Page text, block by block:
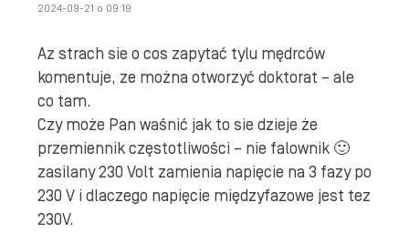
2024-09-21 o 09:19
Az strach sie o cos zapytać tylu mędrców
komentuje, ze można otworzyć doktorat – ale
co tam.
Czy może Pan waśnić jak to sie dzieje że
przemiennik częstotliwości – nie falownik 🙂
zasilany 230 Volt zamienia napięcie na 3 fazy po
230 V i dlaczego napięcie międzyfazowe jest tez
230V.